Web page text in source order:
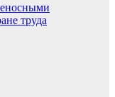
труда